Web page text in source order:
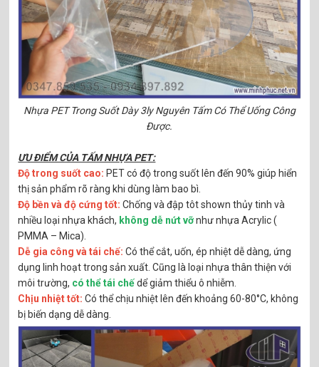
Nhựa PET Trong Suốt Dày 3ly Nguyên Tấm Có Thể Uống Công
Được.
ƯU ĐIỂM CỦA TẤM NHỰA PET:
Độ trong suốt cao: PET có độ trong suốt lên đến 90% giúp hiển
thị sản phẩm rõ ràng khi dùng làm bao bì.
Độ bền và độ cứng tốt: Chống và đập tôt shown thủy tinh và
nhiều loại nhựa khách, không dễ nứt vỡnhư nhựa Acrylic (
PMMA – Mica).
Dễ gia công và tái chế: Có thể cắt, uốn, ép nhiệt dễ dàng, ứng
dụng linh hoạt trong sản xuất. Cũng là loại nhựa thân thiện với
môi trường, có thể tái chếdể giảm thiểu ô nhiễm.
Chịu nhiệt tốt: Có thể chịu nhiệt lên đến khoảng 60-80°C, không
bị biến dạng dễ dàng.